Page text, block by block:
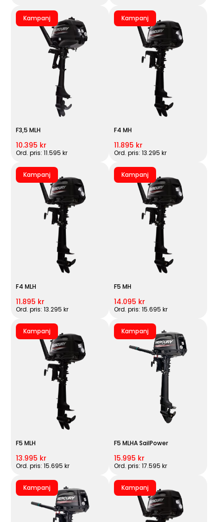
Kampanj
F3,5 MLH
10.395 kr
Ord. pris: 11.595 kr
Kampanj
F4 MH
11.895 kr
Ord. pris: 13.295 kr
Kampanj
F4 MLH
11.895 kr
Ord. pris: 13.295 kr
Kampanj
F5 MH
14.095 kr
Ord. pris: 15.695 kr
Kampanj
F5 MLH
13.995 kr
Ord. pris: 15.695 kr
Kampanj
F5 MLHA SailPower
15.995 kr
Ord. pris: 17.595 kr
Kampanj Kampanj